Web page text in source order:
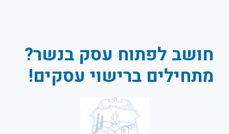
חושב לפתוח עסק בנשר?
מתחילים ברישוי עסקים!